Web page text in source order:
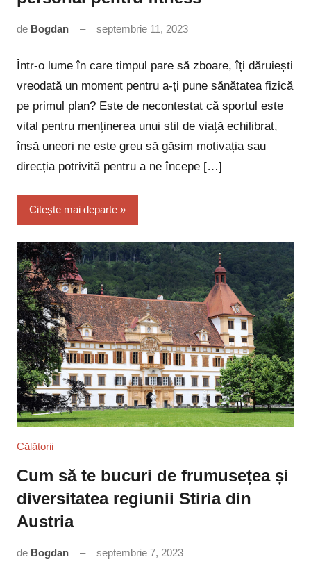
de Bogdan septembrie 11, 2023
Într-o lume în care timpul pare să zboare, îți dăruiești
vreodată un moment pentru a-ți pune sănătatea fizică
pe primul plan? Este de necontestat că sportul este
vital pentru menținerea unui stil de viață echilibrat,
însă uneori ne este greu să găsim motivația sau
direcția potrivită pentru a ne începe […]
Citește mai departe
Călătorii
Cum să te bucuri de frumusețea și
diversitatea regiunii Stiria din
Austria
de Bogdan septembrie 7, 2023